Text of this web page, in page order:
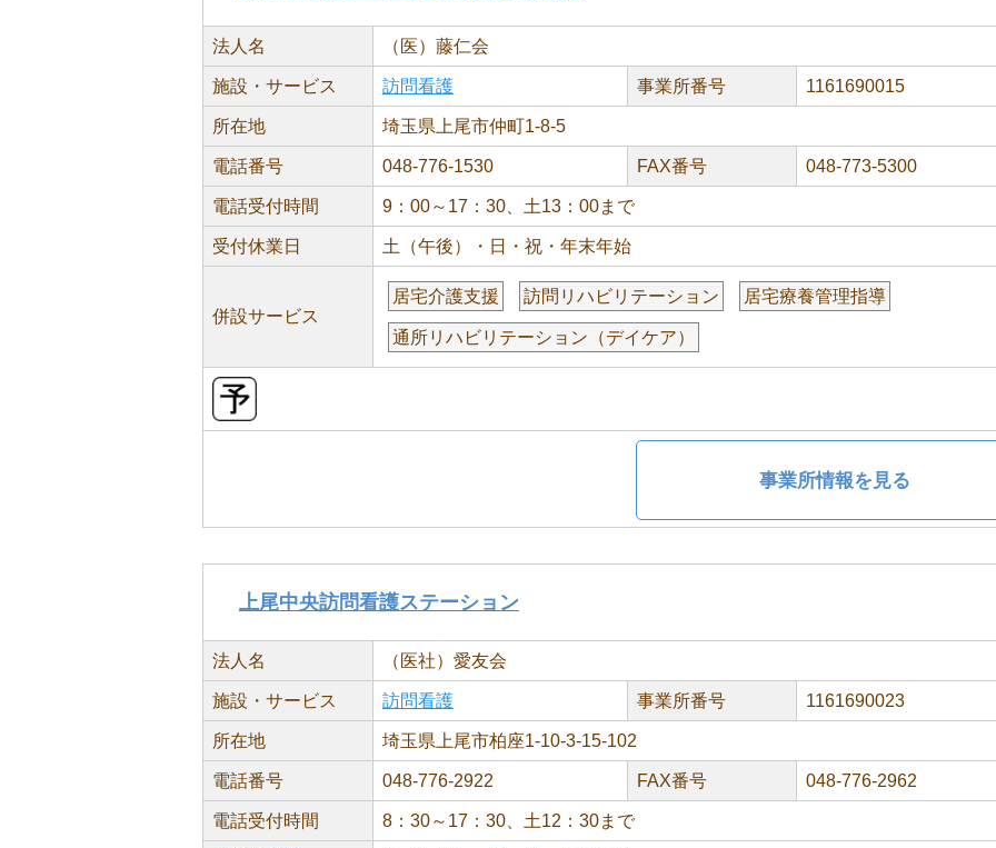
法人名 （医）藤仁会
施設・サービス 訪問看護 事業所番号 1161690015
所在地 埼玉県上尾市仲町1-8-5
電話番号 048-776-1530 FAX番号 048-773-5300
電話受付時間 9：00～17：30、土13：00まで
受付休業日 土（午後）・日・祝・年末年始
併設サービス
居宅介護支援 訪問リハビリテーション 居宅療養管理指導
通所リハビリテーション（デイケア）
事業所情報を見る
上尾中央訪問看護ステーション
法人名 （医社）愛友会
施設・サービス 訪問看護 事業所番号 1161690023
所在地 埼玉県上尾市柏座1-10-3-15-102
電話番号 048-776-2922 FAX番号 048-776-2962
電話受付時間 8：30～17：30、土12：30まで